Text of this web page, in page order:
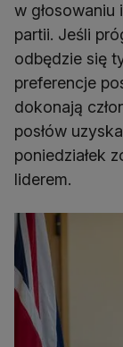
w
partii. Jeśli
odbędzie się
preferencje
dokonają
posłów
poniedziałek
liderem.